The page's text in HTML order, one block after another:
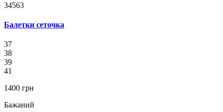
34563
Балетки сеточка
37
38
39
41
1400 грн
Бажаний